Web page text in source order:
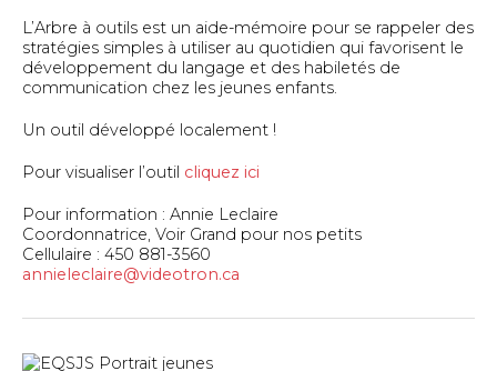
L’Arbre à outils est un aide-mémoire pour se rappeler des
stratégies simples à utiliser au quotidien qui favorisent le
développement du langage et des habiletés de
communication chez les jeunes enfants.
Un outil développé localement !
Pour visualiser l’outil cliquez ici
Pour information : Annie Leclaire
Coordonnatrice, Voir Grand pour nos petits
Cellulaire : 450 881-3560
annieleclaire@videotron.ca